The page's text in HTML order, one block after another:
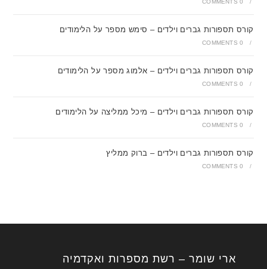
/
0 COMMENTS
קורס תספורות גברים וילדים – סימש מספר על הלימודים
/
0 COMMENTS
קורס תספורות גברים וילדים – אלמוג מספר על הלימודים
/
0 COMMENTS
קורס תספורות גברים וילדים – מיכל ממליצה על הלימודים
/
0 COMMENTS
קורס תספורות גברים וילדים – ברוק ממליץ
/
0 COMMENTS
ארי שומר – רשת מספרות ואקדמיה